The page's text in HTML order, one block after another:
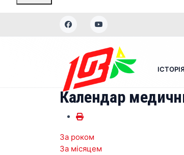
ІСТОРІЯ
Календар
За роком
За місяцем